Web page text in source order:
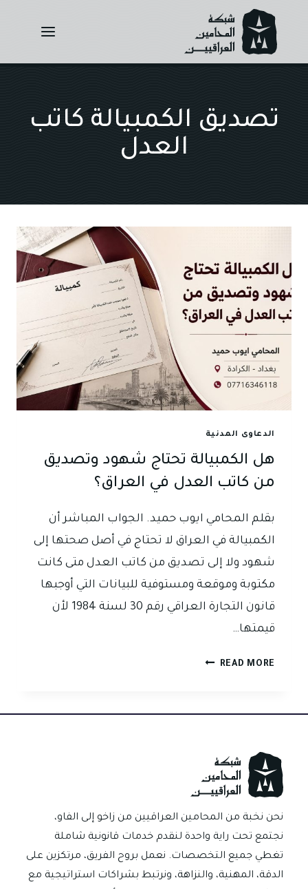
content
تصديق الكمبيالة كاتب
العدل
الدعاوى المدنية
هل الكمبيالة تحتاج شهود وتصديق
من كاتب العدل في العراق؟
بقلم المحامي ايوب حميد. الجواب المباشر أن
الكمبيالة في العراق لا تحتاج في أصل صحتها إلى
شهود ولا إلى تصديق من كاتب العدل متى كانت
مكتوبة وموقعة ومستوفية للبيانات التي أوجبها
قانون التجارة العراقي رقم 30 لسنة 1984 لأن
قيمتها…
READ MORE هل
شهود
كاتب
العدل
في
العراق؟
نحن نخبة من المحامين العراقيين من زاخو إلى الفاو،
نجتمع تحت راية واحدة لنقدم خدمات قانونية شاملة
تغطي جميع التخصصات. نعمل بروح الفريق، مرتكزين على
الدقة، المهنية، والنزاهة، ونرتبط بشراكات استراتيجية مع